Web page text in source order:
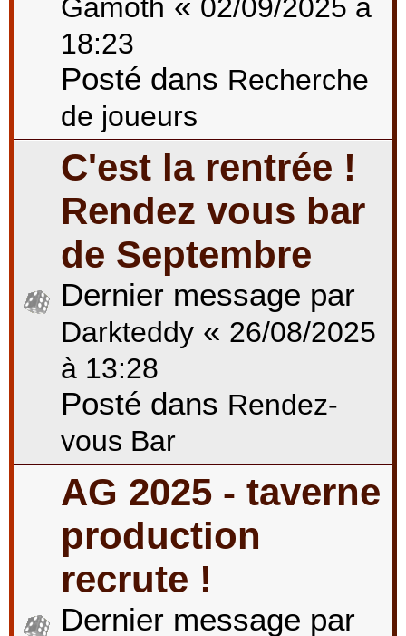
Gamoth
02/09/2025 à
18:23
Posté dans Recherche
de joueurs
C'est la rentrée !
Rendez vous bar
de Septembre
Dernier message par
Darkteddy « 26/08/2025
à 13:28
Posté dans Rendez-
vous Bar
AG 2025 - taverne
production
recrute !
Dernier message par